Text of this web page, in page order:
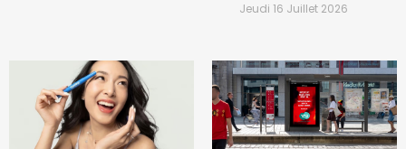
Jeudi 16 Juillet 2026